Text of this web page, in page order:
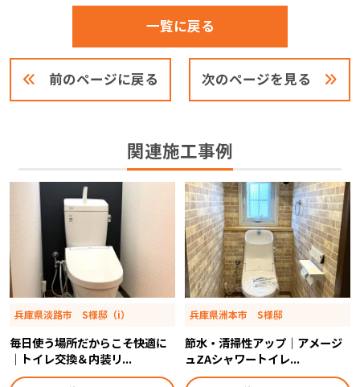
前のページに戻る
一覧に戻る
次のページを見る
関連施工事例
兵庫県淡路市 S様邸（i）
毎日使う場所だからこそ快適に
｜トイレ交換＆内装リ...
兵庫県洲本市 S様邸
節水・清掃性アップ｜アメージ
ュZAシャワートイレ...